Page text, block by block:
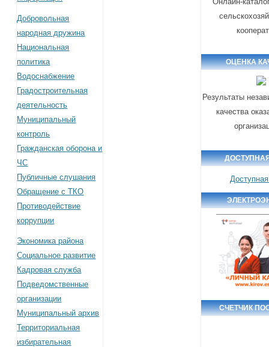
Добровольная
народная дружина
Национальная
политика
Водоснабжение
Градостроительная
деятельность
Муниципальный
контроль
Гражданская оборона и
ЧС
Публичные слушания
Обращение с ТКО
Противодействие
коррупции
Экономика района
Социальное развитие
Кадровая служба
Подведомственные
организации
Муниципальный архив
Территориальная
избирательная
ОЦЕНКА
Результаты
качества
СЧЕТЧИК